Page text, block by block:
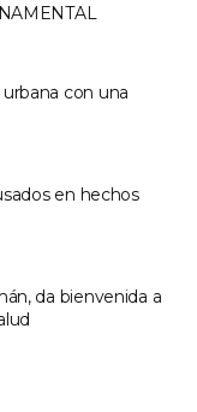
con una
en hechos
da bienvenida a